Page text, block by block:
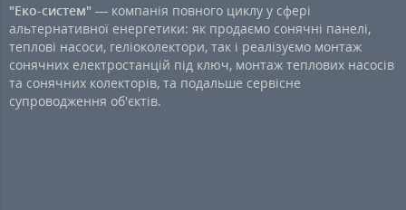
"Еко-систем" — компанія повного циклу у сфері
альтернативної енергетики: як продаємо сонячні панелі,
теплові насоси, геліоколектори, так і реалізуємо монтаж
сонячних електростанцій під ключ, монтаж теплових насосів
та сонячних колекторів, та подальше сервісне
супроводження об'єктів.